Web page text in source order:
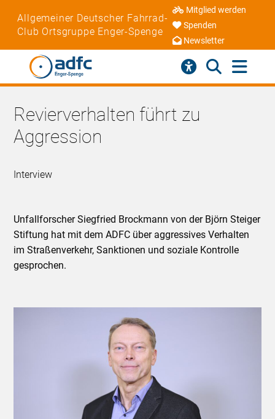
Allgemeiner Deutscher Fahrrad-
Club Ortsgruppe Enger-Spenge
Mitglied werden
Spenden
Newsletter
Revierverhalten führt zu
Aggression
Interview
Unfallforscher Siegfried Brockmann von der Björn Steiger
Stiftung hat mit dem ADFC über aggressives Verhalten
im Straßenverkehr, Sanktionen und soziale Kontrolle
gesprochen.